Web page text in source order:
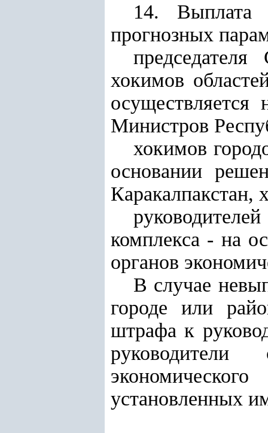
14. Выплата
прогнозных
хокимов
Министров
хокимов
основании
Каракалпакстан,
комплекса - на
органов
В случае
городе или
штрафа к
руководители
установленных